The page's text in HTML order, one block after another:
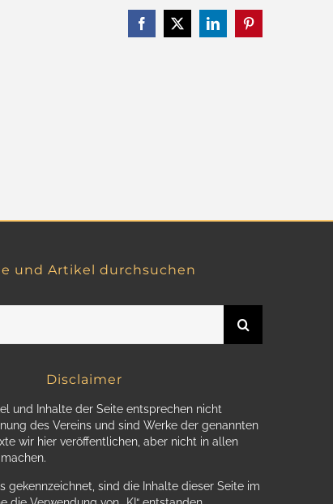
Facebook
X LinkedInPinterest
und Artikel durchsuchen
Disclaimer
und Inhalte der Seite entsprechen nicht
des Vereins und sind Werke der genannten
wir hier veröffentlichen, aber nicht in allen
gekennzeichnet, sind die Inhalte dieser Seite im